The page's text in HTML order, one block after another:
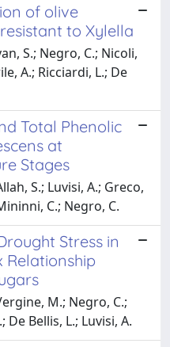
of olive
to Xylella
S.; Negro, C.; Nicoli,
A.; Ricciardi, L.; De
Total Phenolic
at
Stages
S.; Luvisi, A.; Greco,
C.; Negro, C.
Stress in
Relationship
M.; Negro, C.;
De Bellis, L.; Luvisi, A.